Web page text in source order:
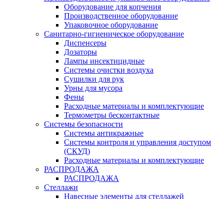
Оборудование для копчения
Производственное оборудование
Упаковочное оборудование
Санитарно-гигиеническое оборудование
Диспенсеры
Дозаторы
Лампы инсектицидные
Системы очистки воздуха
Сушилки для рук
Урны для мусора
Фены
Расходные материалы и комплектующие
Термометры бесконтактные
Системы безопасности
Системы антикражные
Системы контроля и управления доступом
(СКУД)
Расходные материалы и комплектующие
РАСПРОДАЖА
РАСПРОДАЖА
Стеллажи
Навесные элементы для стеллажей